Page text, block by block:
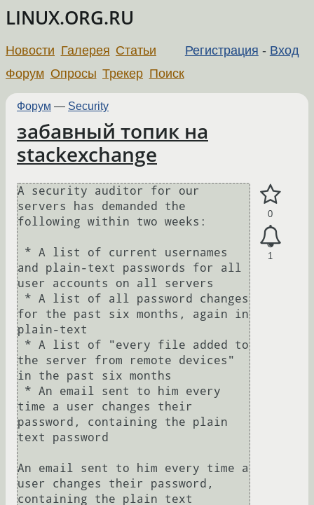
LINUX.ORG.RU
Регистрация - Вход
Новости Галерея Статьи
Форум Опросы Трекер Поиск
Форум — Security
забавный топик на
stackexchange
0
1
A security auditor for our
servers has demanded the
following within two weeks:
and plain-text passwords for all
user accounts on all servers
for the past six months, again in
plain-text
the server from remote devices"
in the past six months
time a user changes their
password, containing the plain
text password
An email sent to him every time a
user changes their password,
containing the plain text